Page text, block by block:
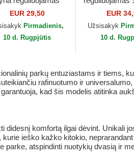
Aces Archive
Aces MLB
Needle
EUR 29,50
Pirmadienis,
10 d. Rugpjūtis
World Series
Yankees MLB
EUR
Užsisakyk
10 d.
parkų entuziastams ir tiems,
rafinuotumo ir universalumo,
kad šis modelis atitinka
didesnį komfortą ilgai dėvint. Unikali
kurie ieško kažko kitokio, neprarandant
parke, atspindinti nuotykių dvasią ir